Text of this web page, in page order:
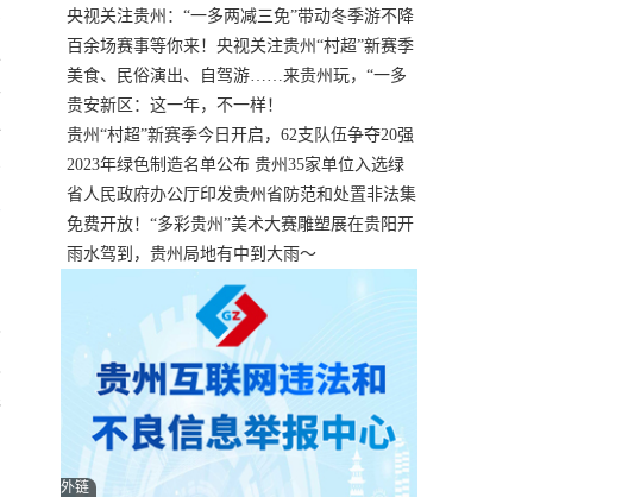
错过
央视关注贵州：“一多两减三免”带动冬季游不降
温
百余场赛事等你来！央视关注贵州“村超”新赛季
正式“打响”
美食、民俗演出、自驾游……来贵州玩，“一多
两减三免”！
贵安新区：这一年，不一样！
贵州“村超”新赛季今日开启，62支队伍争夺20强
名额
2023年绿色制造名单公布 贵州35家单位入选绿
色工厂
省人民政府办公厅印发贵州省防范和处置非法集
资工作实施细则
免费开放！“多彩贵州”美术大赛雕塑展在贵阳开
展，持续至1月19日
雨水驾到，贵州局地有中到大雨～
外链